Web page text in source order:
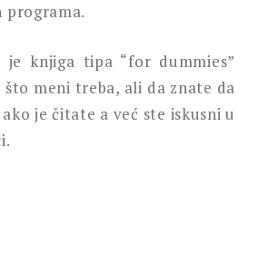
programa.
je knjiga tipa “for dummies”
meni treba, ali da znate da
je čitate a već ste iskusni u